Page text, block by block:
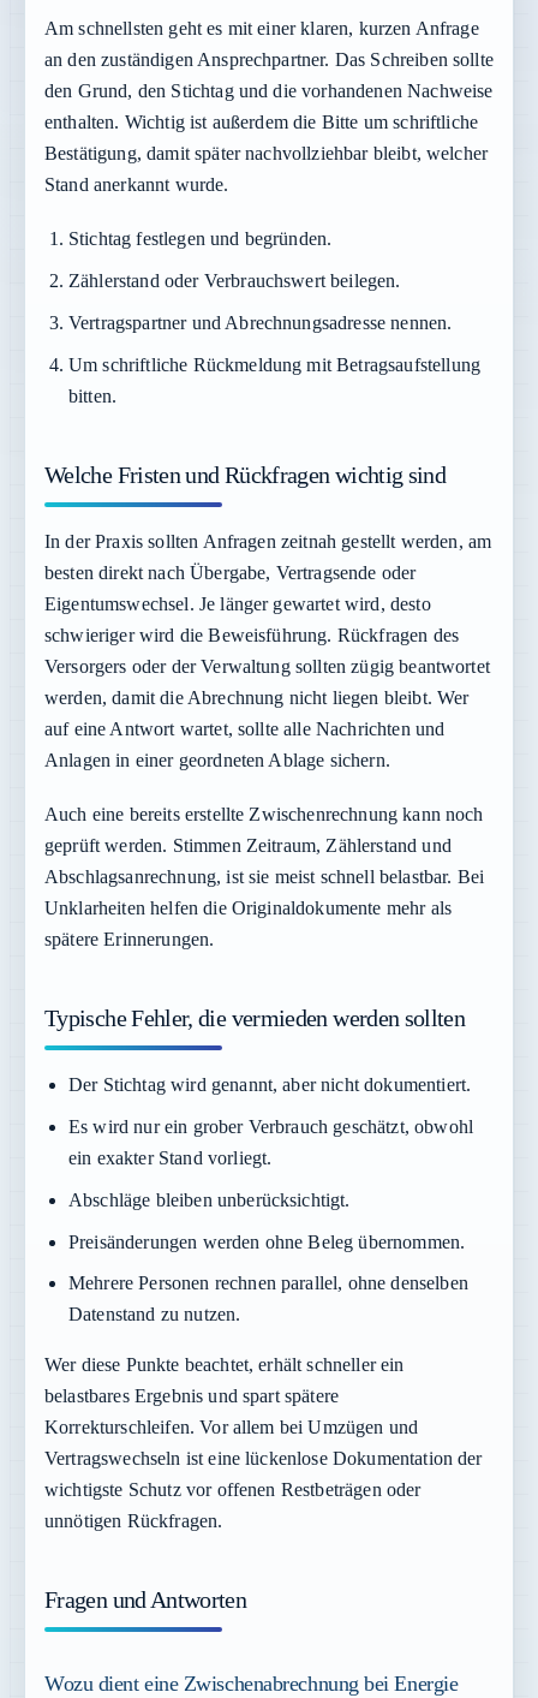
Am schnellsten geht es mit einer klaren, kurzen Anfrage
an den zuständigen Ansprechpartner. Das Schreiben sollte
den Grund, den Stichtag und die vorhandenen Nachweise
enthalten. Wichtig ist außerdem die Bitte um schriftliche
Bestätigung, damit später nachvollziehbar bleibt, welcher
Stand anerkannt wurde.
Stichtag festlegen und begründen.
Zählerstand oder Verbrauchswert beilegen.
Vertragspartner und Abrechnungsadresse nennen.
Um schriftliche Rückmeldung mit Betragsaufstellung
bitten.
Welche Fristen und Rückfragen wichtig sind
In der Praxis sollten Anfragen zeitnah gestellt werden, am
besten direkt nach Übergabe, Vertragsende oder
Eigentumswechsel. Je länger gewartet wird, desto
schwieriger wird die Beweisführung. Rückfragen des
Versorgers oder der Verwaltung sollten zügig beantwortet
werden, damit die Abrechnung nicht liegen bleibt. Wer
auf eine Antwort wartet, sollte alle Nachrichten und
Anlagen in einer geordneten Ablage sichern.
Auch eine bereits erstellte Zwischenrechnung kann noch
geprüft werden. Stimmen Zeitraum, Zählerstand und
Abschlagsanrechnung, ist sie meist schnell belastbar. Bei
Unklarheiten helfen die Originaldokumente mehr als
spätere Erinnerungen.
Typische Fehler, die vermieden werden sollten
Der Stichtag wird genannt, aber nicht dokumentiert.
Es wird nur ein grober Verbrauch geschätzt, obwohl
ein exakter Stand vorliegt.
Abschläge bleiben unberücksichtigt.
Preisänderungen werden ohne Beleg übernommen.
Mehrere Personen rechnen parallel, ohne denselben
Datenstand zu nutzen.
Wer diese Punkte beachtet, erhält schneller ein
belastbares Ergebnis und spart spätere
Korrekturschleifen. Vor allem bei Umzügen und
Vertragswechseln ist eine lückenlose Dokumentation der
wichtigste Schutz vor offenen Restbeträgen oder
unnötigen Rückfragen.
Fragen und Antworten
Wozu dient eine Zwischenabrechnung bei Energie